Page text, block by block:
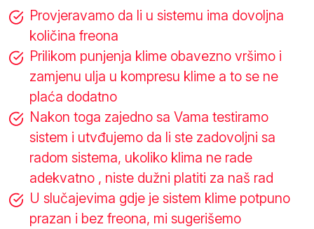
Provjeravamo da li u sistemu ima dovoljna
količina freona
Prilikom punjenja klime obavezno vršimo i
zamjenu ulja u kompresu klime a to se ne
plaća dodatno
Nakon toga zajedno sa Vama testiramo
sistem i utvđujemo da li ste zadovoljni sa
radom sistema, ukoliko klima ne rade
adekvatno , niste dužni platiti za naš rad
U slučajevima gdje je sistem klime potpuno
prazan i bez freona, mi sugerišemo